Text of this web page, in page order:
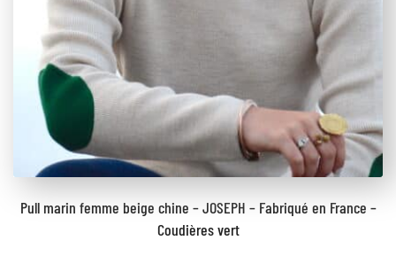
Pull marin femme beige chine – JOSEPH – Fabriqué en France –
Coudières vert